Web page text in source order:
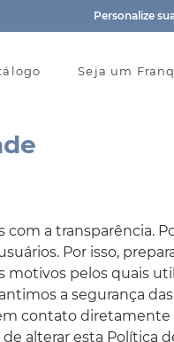
Personalize
Seja um
com a transparência.
Por isso,
motivos pelos quais
a segurança
contato diretamente
alterar esta